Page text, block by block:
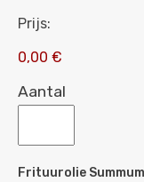
Prijs:
0,00 €
Aantal
Frituurolie